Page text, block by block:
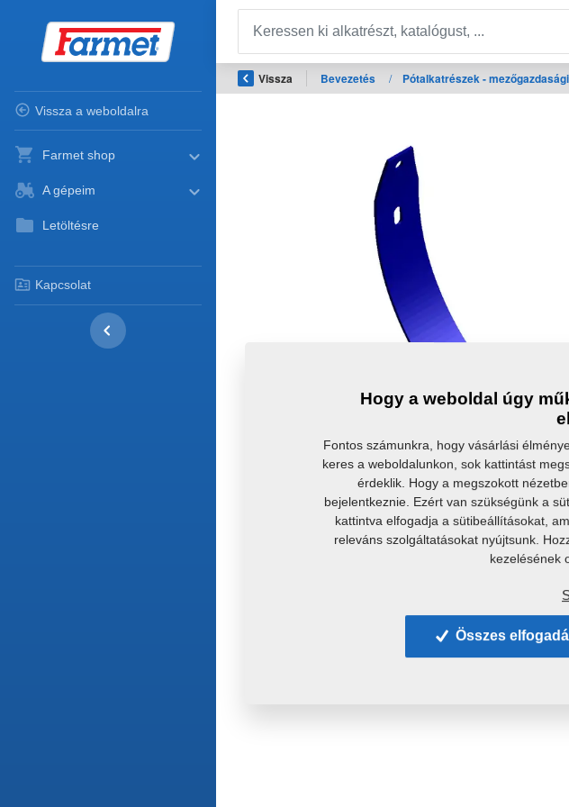
Vissza a weboldalra
Farmet shop
A gépeim
Letöltésre
Kapcsolat
Vissza Bevezetés / Pótalkatrészek -
Hogy a weboldal úgy
Fontos számunkra, hogy vásárlási
keres a weboldalunkon, sok kattintást
érdeklik. Hogy a megszokott
bejelentkeznie. Ezért van szükségünk a
kattintva elfogadja a sütibeállításokat,
releváns szolgáltatásokat nyújtsunk.
kezelésének
Összes